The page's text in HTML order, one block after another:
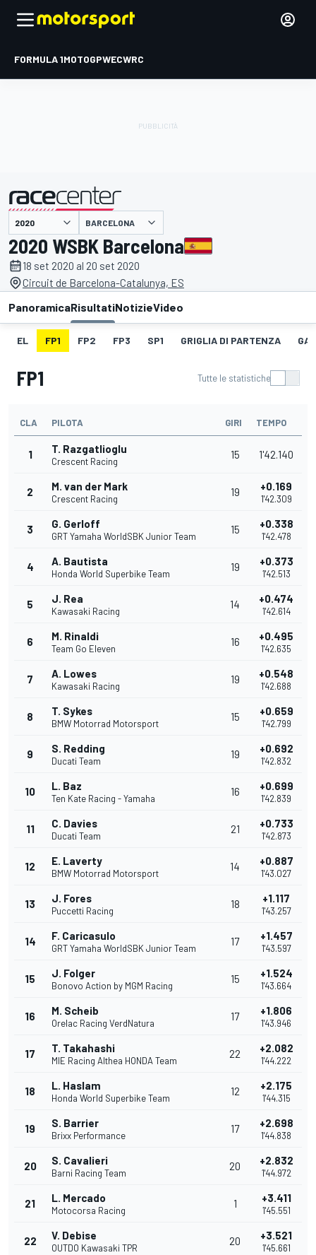
FORMULA 1MOTOGPWECWRC
presentato da BARCELONA
2020 WSBK Barcelona
18 set 2020 al 20 set 2020
Circuit de Barcelona-Catalunya, ES
PanoramicaRisultatiNotizieVideo
EL FP1 FP2 FP3 SP1 GRIGLIA DI PARTENZA
FP1 Tutte le statistiche
CLA PILOTA GIRI TEMPO
1 T. Razgatlioglu
Crescent Racing
15 1'42.140
2 M. van der Mark
Crescent Racing
19 +0.169
1'42.309
3 G. Gerloff
GRT Yamaha WorldSBK Junior Team
15 +0.338
1'42.478
4 A. Bautista
Honda World Superbike Team
19 +0.373
1'42.513
5 J. Rea
Kawasaki Racing
14 +0.474
1'42.614
6 M. Rinaldi
Team Go Eleven
16 +0.495
1'42.635
7 A. Lowes
Kawasaki Racing
19 +0.548
1'42.688
8 T. Sykes
BMW Motorrad Motorsport
15 +0.659
1'42.799
9 S. Redding
Ducati Team
19 +0.692
1'42.832
10 L. Baz
Ten Kate Racing - Yamaha
16 +0.699
1'42.839
11 C. Davies
Ducati Team
21 +0.733
1'42.873
12 E. Laverty
BMW Motorrad Motorsport
14 +0.887
1'43.027
13 J. Fores
Puccetti Racing
18 +1.117
1'43.257
14 F. Caricasulo
GRT Yamaha WorldSBK Junior Team
17 +1.457
1'43.597
15 J. Folger
Bonovo Action by MGM Racing
15 +1.524
1'43.664
16 M. Scheib
Orelac Racing VerdNatura
17 +1.806
1'43.946
17 T. Takahashi
MIE Racing Althea HONDA Team
22 +2.082
1'44.222
18 L. Haslam
Honda World Superbike Team
12 +2.175
1'44.315
19 S. Barrier
Brixx Performance
17 +2.698
1'44.838
20 S. Cavalieri
Barni Racing Team
20 +2.832
1'44.972
21 L. Mercado
Motocorsa Racing
1 +3.411
1'45.551
22 V. Debise
OUTDO Kawasaki TPR
20 +3.521
1'45.661